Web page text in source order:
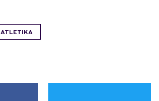
ATLETIKA